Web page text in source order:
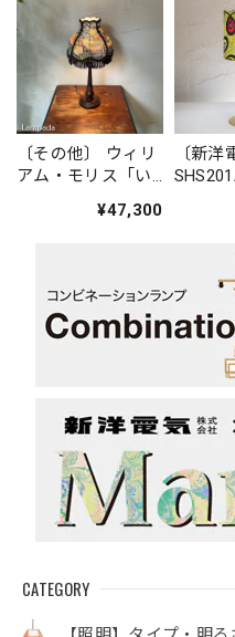
CATEGORY
〔その他〕 ウィリ
アム・モリス「い
¥47,300
〔新洋
イト（